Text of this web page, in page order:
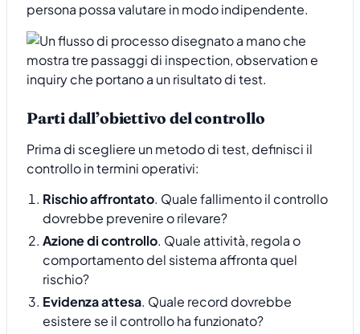
persona possa valutare in modo indipendente.
Parti dall’obiettivo del controllo
Prima di scegliere un metodo di test, definisci il
controllo in termini operativi:
Rischio affrontato. Quale fallimento il controllo
dovrebbe prevenire o rilevare?
Azione di controllo. Quale attività, regola o
comportamento del sistema affronta quel
rischio?
Evidenza attesa. Quale record dovrebbe
esistere se il controllo ha funzionato?